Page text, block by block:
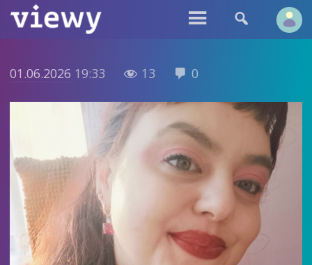
 
01.06.2026 19:33  13  0